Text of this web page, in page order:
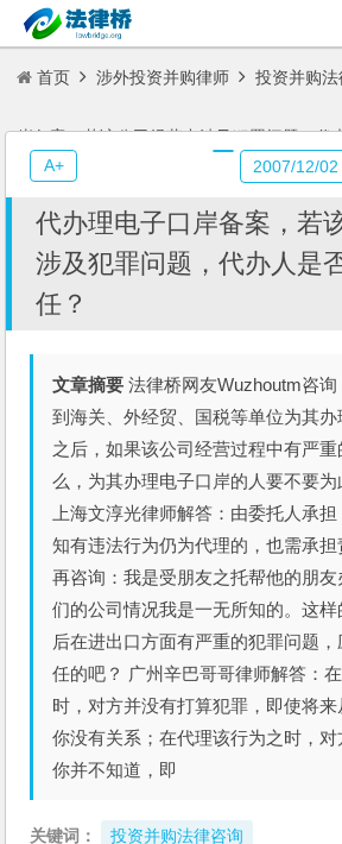
首页 涉外投资并购律师 投资并购法
岸备案，若该公司经营中涉及犯罪问题，代
代办理电子口岸备案，若
涉及犯罪问题，代办人是
任？
文章摘要 法律桥网友Wuzhoutm咨
到海关、外经贸、国税等单位为其办
之后，如果该公司经营过程中有严
么，为其办理电子口岸的人要不要为
上海文淳光律师解答：由委托人承
知有违法行为仍为代理的，也需承
再咨询：我是受朋友之托帮他的朋
们的公司情况我是一无所知的。这
后在进出口方面有严重的犯罪问题
任的吧？ 广州辛巴哥哥律师解答：
时，对方并没有打算犯罪，即使将
你没有关系；在代理该行为之时，对
你并不知道，即
关键词： 投资并购法律咨询
2007/12/02
A+